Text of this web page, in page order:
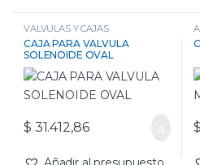
VALVULAS Y CAJAS
CAJA PARA VALVULA
SOLENOIDE OVAL
$ 31.412,86 $